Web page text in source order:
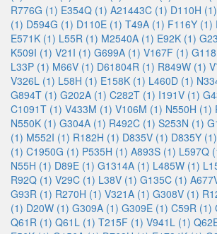
R776G (1) E354Q (1) A21443C (1) D110H (1)
(1) D594G (1) D110E (1) T49A (1) F116Y (1)
E571K (1) L55R (1) M2540A (1) E92K (1)
K509I (1) V21I (1) G699A (1) V167F (1)
L33P (1) M66V (1) D61804R (1) R849W (1)
V326L (1) L58H (1) E158K (1) L460D (1)
G894T (1) G202A (1) C282T (1) I191V (1)
C1091T (1) V433M (1) V106M (1) N550H (1)
N550K (1) G304A (1) R492C (1) S253N (1)
(1) M552I (1) R182H (1) D835V (1) D835Y (1)
(1) C1950G (1) P535H (1) A893S (1) L597Q
N55H (1) D89E (1) G1314A (1) L485W (1)
R92Q (1) V29C (1) L38V (1) G135C (1)
G93R (1) R270H (1) V321A (1) G308V (1)
(1) D20W (1) G309A (1) G309E (1) C59R (1)
Q61R (1) Q61L (1) T215F (1) V941L (1)